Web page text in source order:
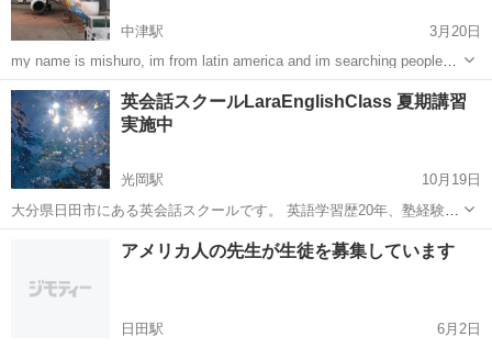
中津駅
3月20日
my name is mishuro, im from latin america and im searching people
who interested in learning new things. もちろん日...
大分 中津市 中津駅 英会話 国語
英会話スクールLaraEnglishClass 夏期講習
実施中
光岡駅
10月19日
大分県日田市にある英会話スクールです。 英語学習歴20年、塾経験の
ある講師が 基礎からアメリカ英語を教えます！ 対象年齢は小学校4年
生〜大人まで。 小学校4年生〜高校生までは受験対策あります。 大人
の方は中学校...
光岡駅 英会話 オンライン
アメリカ人の先生が生徒を募集しています
日田駅
6月2日